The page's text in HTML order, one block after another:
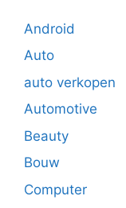
Android
Auto
auto verkopen
Automotive
Beauty
Bouw
Computer